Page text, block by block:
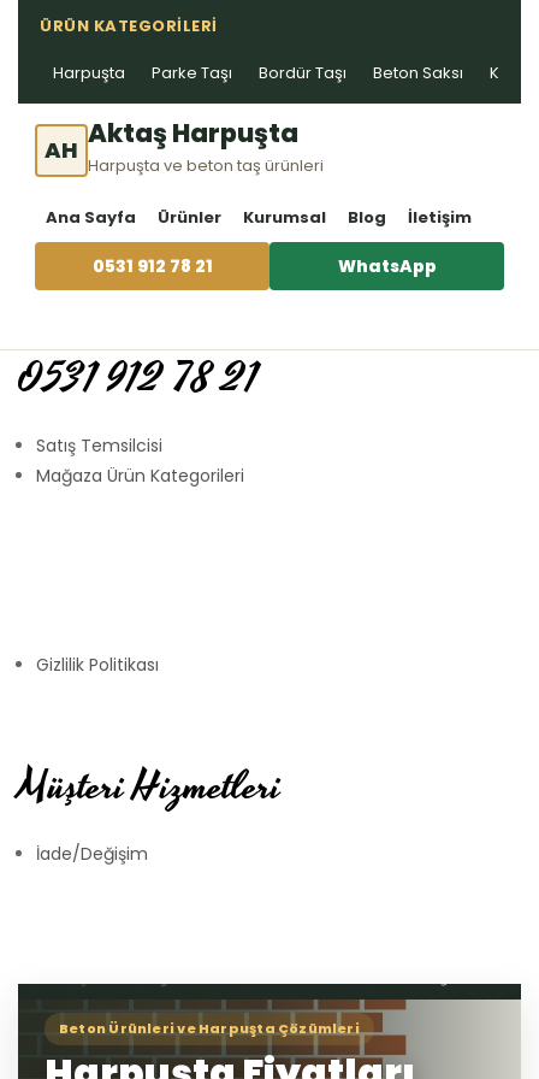
ÜRÜN KATEGORILERI
Harpuşta Parke Taşı Bordür Taşı Beton Saksı Kablo
AH Aktaş Harpuşta
Harpuşta ve beton taş ürünleri
Ana Sayfa Ürünler Kurumsal Blog İletişim
0531 912 78 21 WhatsApp
0531 912 78 21
Satış Temsilcisi
Mağaza Ürün Kategorileri
Gizlilik Politikası
Müşteri Hizmetleri
İade/Değişim